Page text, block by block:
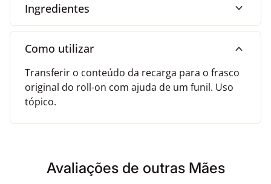
Ingredientes expand_more
Como utilizar expand_more
Transferir o conteúdo da recarga para o frasco
original do roll-on com ajuda de um funil. Uso
tópico.
Avaliações de outras Mães